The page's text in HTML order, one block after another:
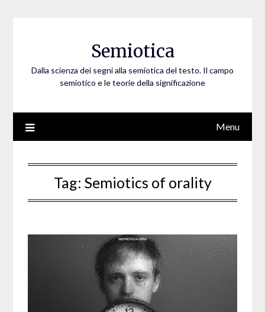
Semiotica
Dalla scienza dei segni alla semiotica del testo. Il campo
semiotico e le teorie della significazione
Menu
Tag: Semiotics of orality